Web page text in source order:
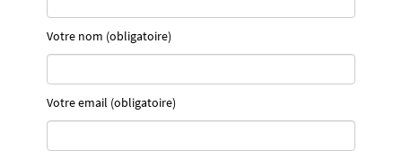
Votre nom (obligatoire)
Votre email (obligatoire)